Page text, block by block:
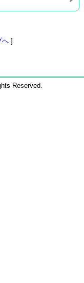
へ ]
Reserved.